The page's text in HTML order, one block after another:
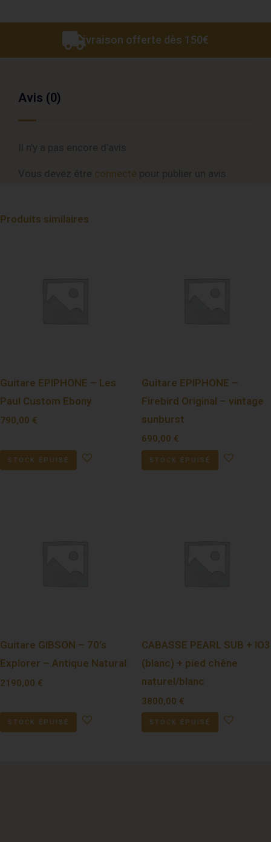
Livraison offerte dès 150€
Avis (0)
connecté
Produits similaires
Guitare EPIPHONE – Les
Paul Custom Ebony
790,00 €
STOCK ÉPUISÉ
Guitare EPIPHONE –
Firebird Original – vintage
sunburst
690,00 €
STOCK ÉPUISÉ
Guitare GIBSON – 70’s
Explorer – Antique Natural
2190,00 €
STOCK ÉPUISÉ
CABASSE PEARL SUB + IO3
(blanc) + pied chêne
naturel/blanc
3800,00 €
STOCK ÉPUISÉ